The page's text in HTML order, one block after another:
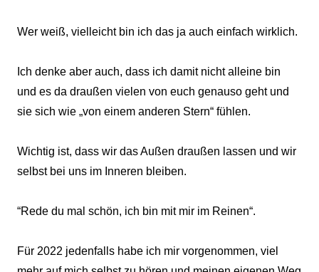
Wer weiß, vielleicht bin ich das ja auch einfach wirklich.
Ich denke aber auch, dass ich damit nicht alleine bin
und es da draußen vielen von euch genauso geht und
sie sich wie „von einem anderen Stern“ fühlen.
Wichtig ist, dass wir das Außen draußen lassen und wir
selbst bei uns im Inneren bleiben.
“Rede du mal schön, ich bin mit mir im Reinen“.
Für 2022 jedenfalls habe ich mir vorgenommen, viel